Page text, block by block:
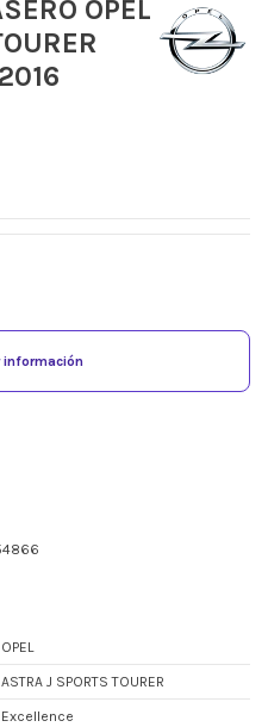
OPEL
información
OPEL
ASTRA J SPORTS TOURER
Excellence